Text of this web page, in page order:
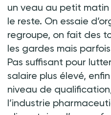
un veau au petit matin
le reste. On essaie
regroupe, on fait des
les gardes mais
Pas suffisant pour
salaire plus élevé,
niveau de
l’industrie